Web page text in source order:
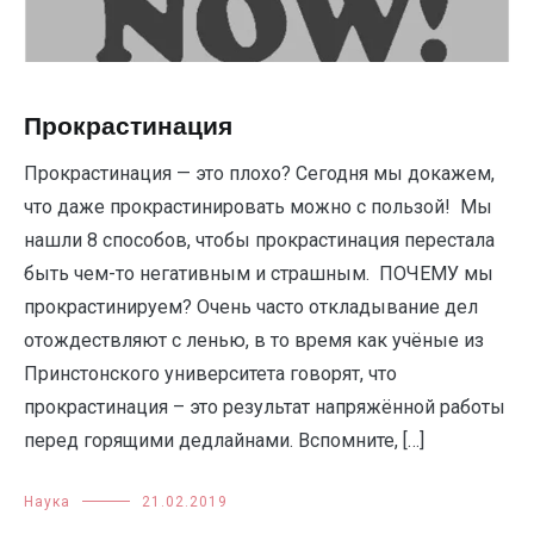
Прокрастинация
Прокрастинация — это плохо? Сегодня мы докажем,
что даже прокрастинировать можно с пользой! Мы
нашли 8 способов, чтобы прокрастинация перестала
быть чем-то негативным и страшным. ПОЧЕМУ мы
прокрастинируем? Очень часто откладывание дел
отождествляют с ленью, в то время как учёные из
Принстонского университета говорят, что
прокрастинация – это результат напряжённой работы
перед горящими дедлайнами. Вспомните, […]
Наука 21.02.2019